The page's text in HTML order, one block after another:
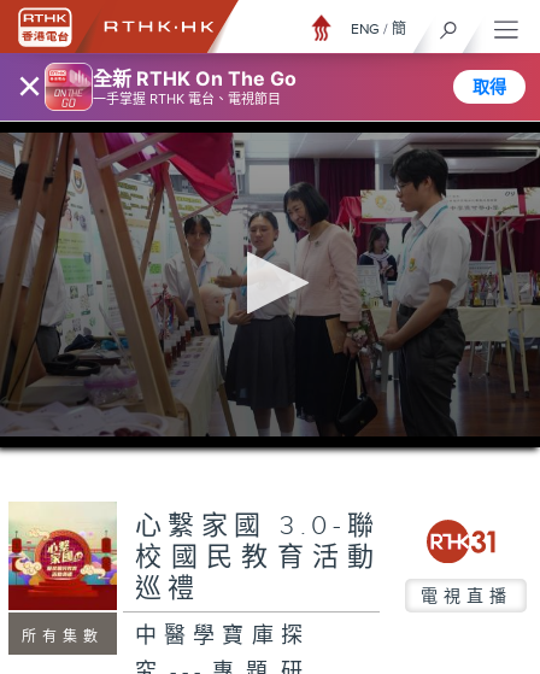
× 全新 RTHK On The Go
一手掌握 RTHK 電台、電視節目
取得
ENG / 簡
0
seconds
所有集數
心繫家國 3.0-聯
校國民教育活動
巡禮
電視直播
中醫學寶庫探